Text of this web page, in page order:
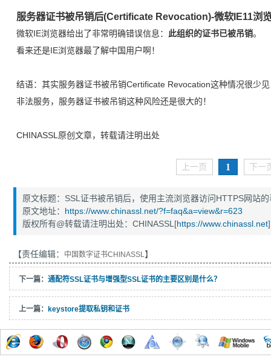
服务器证书被吊销后(Certificate Revocation)-微软IE11浏
微软IE浏览器给出了非常明确错误信息： 此组织的证书已被吊销。
看来还是IE浏览器最了解中国用户啊！
结语：其实服务器证书被吊销Certificate Revocation这种情况很少
非法服务，服务器证书被吊销这种风险还是很大的！
CHINASSL原创文章，转载请注明出处
上一页 1 下一
原文标题：SSL证书被吊销后，使用主流浏览器访问HTTPS网站
原文地址： https://www.chinassl.net/?f=faq&a=view&r=623
版权所有@转载请注明出处：CHINASSL[https://www.chinassl.net]
【责任编辑： 中国数字证书CHINASSL】
下一篇： 通配符SSL证书与增强型SSL证书的主要区别是什么？
上一篇： keystore提取私钥和证书